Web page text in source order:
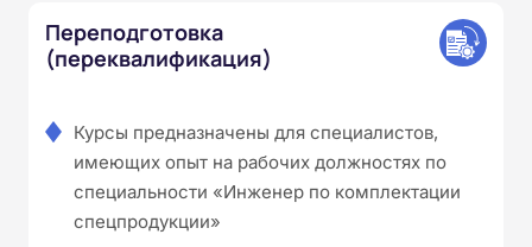
Переподготовка
(переквалификация)
Курсы предназначены для специалистов,
имеющих опыт на рабочих должностях по
специальности «Инженер по комплектации
спецпродукции»